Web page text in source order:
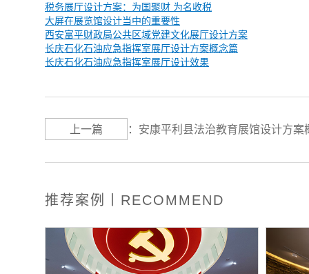
税务展厅设计方案：为国聚财 为名收税
大屏在展览馆设计当中的重要性
西安富平财政局公共区域党建文化展厅设计方案
长庆石化石油应急指挥室展厅设计方案概念篇
长庆石化石油应急指挥室展厅设计效果
上一篇 ： 安康平利县法治教育展馆设计方案
推荐案例丨RECOMMEND